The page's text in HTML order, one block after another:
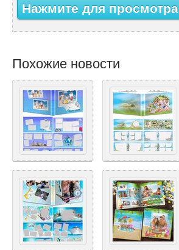
Нажмите для просмотра
Похожие новости